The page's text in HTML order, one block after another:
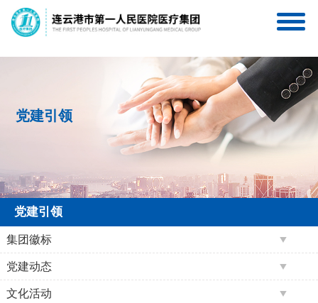
连一医医疗集团服务号
党建引领
党建引领
集团徽标
党建动态
文化活动